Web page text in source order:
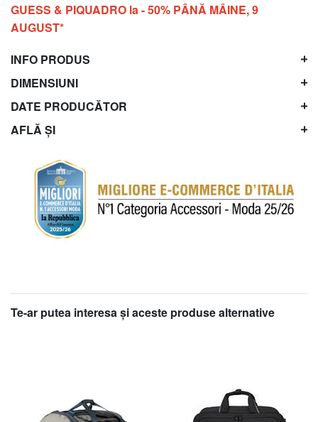
GUESS & PIQUADRO la - 50% PÂNĂ MÂINE, 9
AUGUST*
INFO PRODUS
DIMENSIUNI
DATE PRODUCĂTOR
AFLĂ ȘI
Te-ar putea interesa şi aceste produse alternative